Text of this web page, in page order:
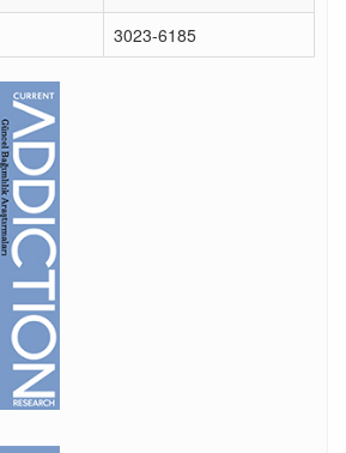
3023-6185